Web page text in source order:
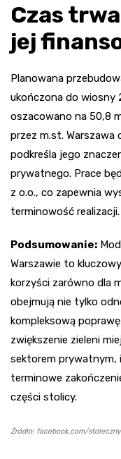
Czas
jej
Planowana
ukończona do wiosny
oszacowano na 50,8
przez m.st.
podkreśla jego
prywatnego. Prace
z o.o., co zapewnia
terminowość realizacji.
Podsumowanie:
Warszawie to
korzyści zarówno dla
obejmują nie tylko
kompleksową
zwiększenie zieleni
sektorem prywatnym,
terminowe
części stolicy.
Źródło: facebook.com/